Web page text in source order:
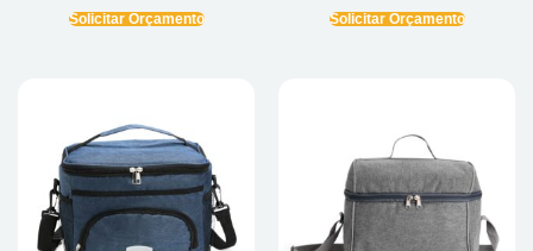
Solicitar Orçamento Solicitar Orçamento